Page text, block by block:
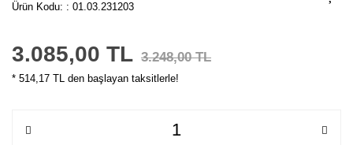
Ürün Kodu: : 01.03.231203
3.085,00 TL 3.248,00 TL
* 514,17 TL den başlayan taksitlerle!